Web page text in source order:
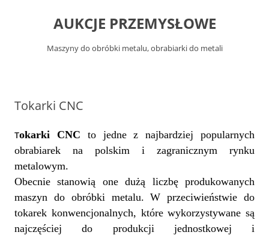
AUKCJE PRZEMYSŁOWE
Maszyny do obróbki metalu, obrabiarki do metali
Tokarki CNC
Tokarki CNC to jedne z najbardziej popularnych
obrabiarek na polskim i zagranicznym rynku
metalowym.
Obecnie stanowią one dużą liczbę produkowanych
maszyn do obróbki metalu. W przeciwieństwie do
tokarek konwencjonalnych, które wykorzystywane są
najczęściej do produkcji jednostkowej i